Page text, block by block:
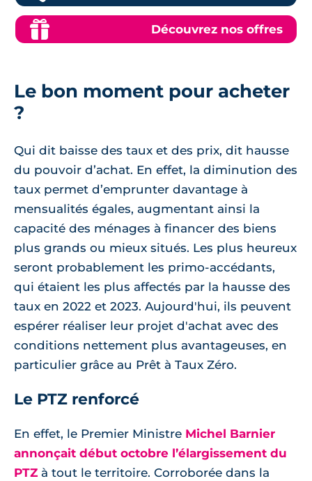
Découvrez nos offres
Le bon moment pour acheter
?
Qui dit baisse des taux et des prix, dit hausse
du pouvoir d’achat. En effet, la diminution des
taux permet d’emprunter davantage à
mensualités égales, augmentant ainsi la
capacité des ménages à financer des biens
plus grands ou mieux situés. Les plus heureux
seront probablement les primo-accédants,
qui étaient les plus affectés par la hausse des
taux en 2022 et 2023. Aujourd'hui, ils peuvent
espérer réaliser leur projet d'achat avec des
conditions nettement plus avantageuses, en
particulier grâce au Prêt à Taux Zéro.
Le PTZ renforcé
En effet, le Premier Ministre Michel Barnier
annonçait début octobre l’élargissement du
PTZ à tout le territoire. Corroborée dans la